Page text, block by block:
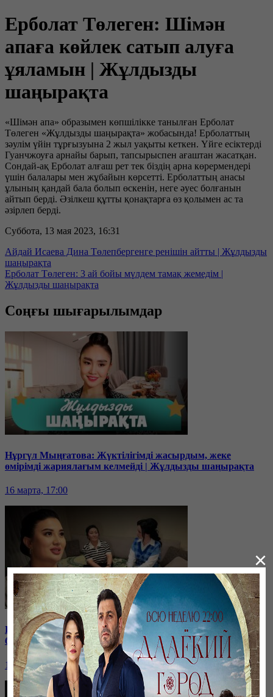
Ерболат Төлеген: Шімән
апаға көйлек сатып алуға
ұяламын | Жұлдызды
шаңырақта
«Шімән апа» образымен көпшілікке танылған Ерболат
Төлеген «Жұлдызды шаңырақта» жобасында! Ерболаттың
зәулім үйін тұрғызуына 2 жыл уақыты кеткен. Үйге есіктерді
Гуанчжоуға арнайы барып, тапсырыспен ағаштан жасатқан.
Сондай-ақ Ерболат алғаш рет тек біздің арна көрермендері
үшін балалары мен жұбайын көрсетті. Ерболаттың анасы
ұлының қандай бала болып өскенін, неге әуес болғанын
айтып берді. Әзілкеш құтты қонақтарға өз қолымен ас та
әзірлеп берді.
Суббота, 13 мая 2023, 16:31
Айдай Исаева Дина Төлепбергенге ренішін айтты | Жұлдызды
шаңырақта
Ерболат Төлеген: 3 ай бойы мүлдем тамақ жемедім |
Жұлдызды шаңырақта
Соңғы шығарылымдар
Нұргүл Мыңғатова: Жүктілігімді жасырдым, жеке
өмірімді жариялағым келмейді | Жұлдызды шаңырақта
16 марта, 17:00
Блогер Бота Хамит эксклюзив сұхбат беріп, күйеуі мен
балаларын көрсетті | Жұлдызды шаңырақта
10 февраля, 17:00
×